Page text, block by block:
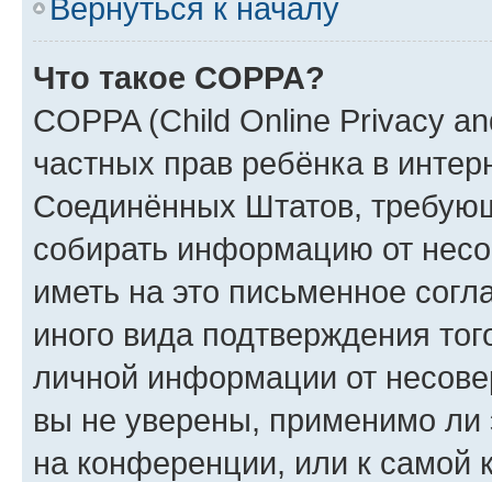
Вернуться к началу
Что такое COPPA?
COPPA (Child Online Privacy
частных прав ребёнка в
Соединённых Штатов,
собирать информацию от
иметь на это письменное
иного вида подтверждения
личной информации от
вы не уверены, применимо ли
на конференции, или к самой